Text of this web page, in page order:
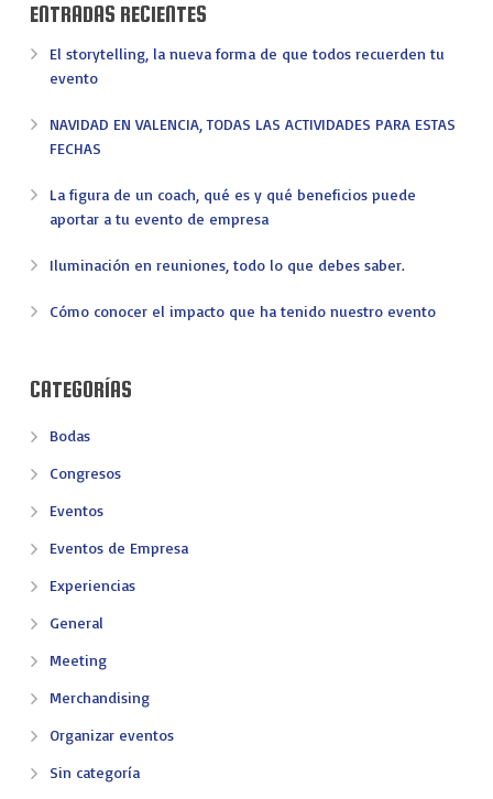
ENTRADAS RECIENTES
El storytelling, la nueva forma de que todos recuerden tu
evento
NAVIDAD EN VALENCIA, TODAS LAS ACTIVIDADES PARA ESTAS
FECHAS
La figura de un coach, qué es y qué beneficios puede
aportar a tu evento de empresa
Iluminación en reuniones, todo lo que debes saber.
Cómo conocer el impacto que ha tenido nuestro evento
CATEGORÍAS
Bodas
Congresos
Eventos
Eventos de Empresa
Experiencias
General
Meeting
Merchandising
Organizar eventos
Sin categoría